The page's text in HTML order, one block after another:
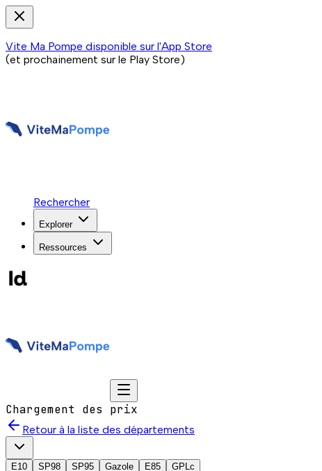
Vite Ma Pompe disponible sur l'App Store
(et prochainement sur le Play Store)
Rechercher
Explorer
Ressources
Chargement des prix
Retour à la liste des départements
E10 SP98 SP95 Gazole E85 GPLc